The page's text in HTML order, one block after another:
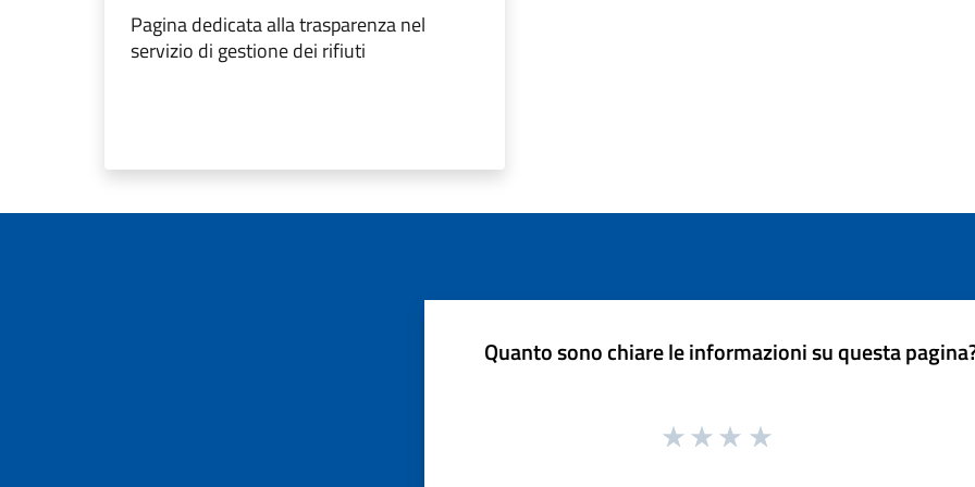
Pagina dedicata alla trasparenza nel
servizio di gestione dei rifiuti
Quanto sono chiare le informazioni su questa